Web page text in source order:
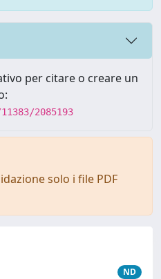
per citare o creare un
2085193
solo i file PDF
ND